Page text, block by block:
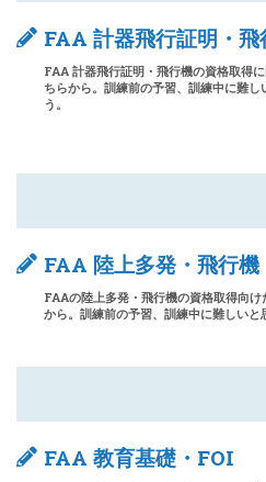
FAA 計器飛行証明・飛
FAA 計器飛行証明・飛行機の資格取得
ちらから。訓練前の予習、訓練中に難
う。
FAA 陸上多発・飛行機
FAAの陸上多発・飛行機の資格取得向
から。訓練前の予習、訓練中に難しいと
FAA 教育基礎・FOI